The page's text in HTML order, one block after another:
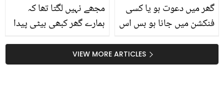
مجھے نہیں لگتا تھا کہ
ہمارے گھر کبھی بیٹی پیدا
جب ماں نے بیٹی کو جنم
دیا تو خاوند نے اہلیہ کے
گھر میں دعوت ہو یا کسی
فنکشن میں جانا ہو بس اس
بلقیس نے بنایا فیشل کی
جگہ ساگو/ سابو دانے کا
VIEW MORE ARTICLES